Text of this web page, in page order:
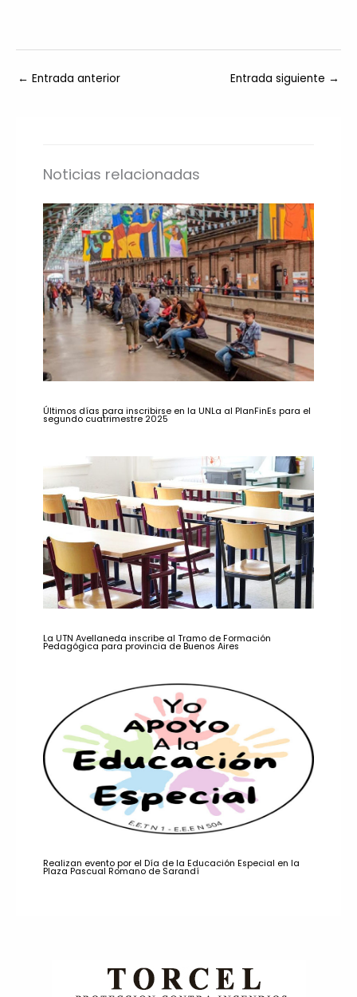
← Entrada anterior Entrada siguiente →
Noticias relacionadas
Últimos días para inscribirse en la UNLa al PlanFinEs para el
segundo cuatrimestre 2025
La UTN Avellaneda inscribe al Tramo de Formación
Pedagógica para provincia de Buenos Aires
Realizan evento por el Día de la Educación Especial en la
Plaza Pascual Romano de Sarandí